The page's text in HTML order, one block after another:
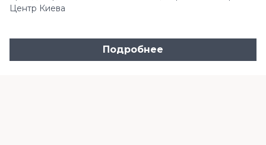
Центр Киева
Подробнее